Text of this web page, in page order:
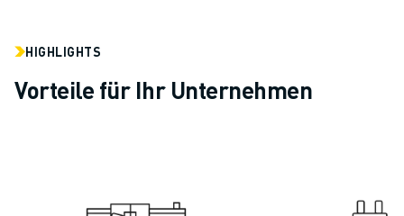
VISION INSPEKTION
DRAHTERODIERMASCHINE
HIGHLIGHTS
Vorteile für Ihr Unternehmen